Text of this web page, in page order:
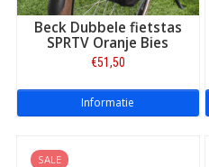
Beck Dubbele fietstas
SPRTV Oranje Bies
€51,50
Informatie
SALE